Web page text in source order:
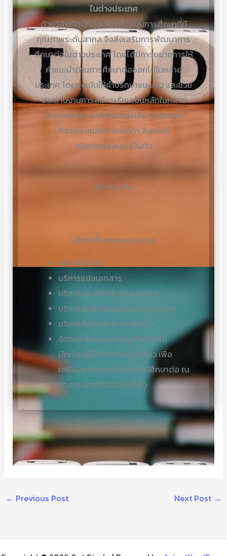
ในต่างประเทศ
ด้วยวิสัยทัศน์ที่มุ่งเน้นสนับสนุนการศึกษาที่มี
คุณภาพระดับสากล จึงส่งเสริมการพัฒนาการ
ศึกษาต่อในต่างประเทศ โดยได้มีการขยายการให้
คำแนะนำด้านการศึกษาต่อออกไปในหลาย
ประเทศ โดยมุ่งเน้นให้คำปรึกษาแนะแนว และช่วย
ประสานงานการสมัครเรียนเป็นหลักในหลาย
ประเทศชั้นนำ อาทิ ออสเตรเลีย นิวซีแลนด์
อังกฤษ อเมริกา แคนาดา สิงคโปร์
สวิสเซอร์แลนด์ เป็นต้น
บริการเสริม
บริการอื่นๆแบบครบวงจร
บริการยื่นวีซ่า
บริการแปลเอกสาร
บริการจองที่พักในต่างประเทศ
บริการรับส่งสนามบินในต่างประเทศ
บริการซื้อประกันการเดินทาง
จัดคอร์สอบรมเตรียมเดินทางแก่
นักเรียนผู้ได้รับวีซ่าอนุมัติแล้ว เพื่อ
เตรียมพร้อมการเดินทางไปศึกษาต่อ ณ
ต่างประเทศด้วยความมั่นใจ
← Previous Post Next Post →